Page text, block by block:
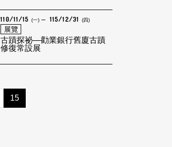
110/11/15 (一) 115/12/31 (四)
展覽
古蹟探祕—勸業銀行舊廈古蹟
修復常設展
15